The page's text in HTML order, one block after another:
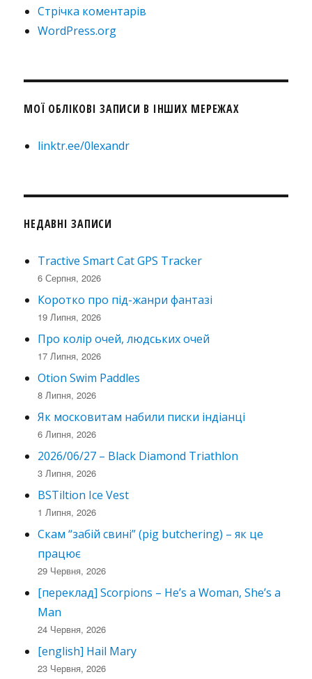
Стрічка коментарів
WordPress.org
МОЇ ОБЛІКОВІ ЗАПИСИ В ІНШИХ МЕРЕЖАХ
linktr.ee/0lexandr
НЕДАВНІ ЗАПИСИ
Tractive Smart Cat GPS Tracker
6 Серпня, 2026
Коротко про під-жанри фантазі
19 Липня, 2026
Про колір очей, людських очей
17 Липня, 2026
Otion Swim Paddles
8 Липня, 2026
Як московитам набили писки індіанці
6 Липня, 2026
2026/06/27 – Black Diamond Triathlon
3 Липня, 2026
BSTiltion Ice Vest
1 Липня, 2026
Скам “забій свині” (pig butchering) – як це
працює
29 Червня, 2026
[переклад] Scorpions – He’s a Woman, She’s a
Man
24 Червня, 2026
[english] Hail Mary
23 Червня, 2026